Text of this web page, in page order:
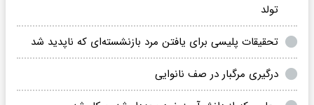
تولد
تحقیقات پلیسی برای یافتن مرد بازنشسته‌ای که ناپدید شد
درگیری مرگبار در صف نانوایی